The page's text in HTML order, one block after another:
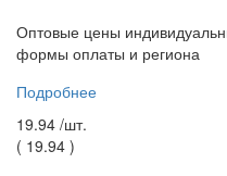
Оптовые цены
формы оплаты и региона
Подробнее
19.94 /шт.
( 19.94 )